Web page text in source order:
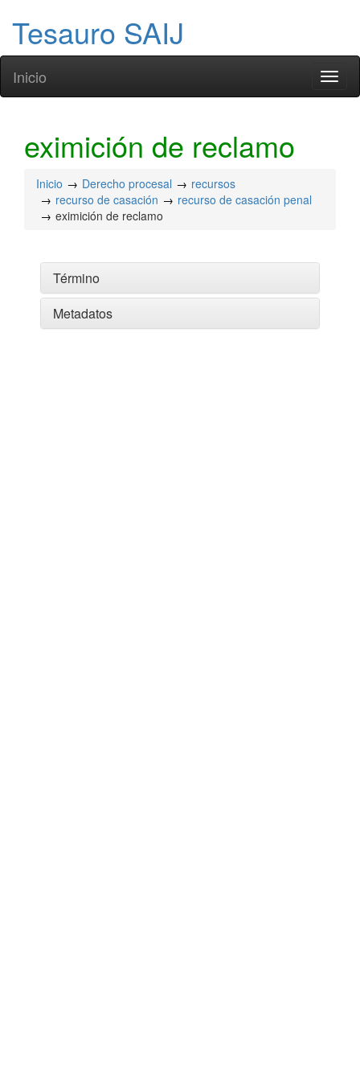
Tesauro SAIJ
Inicio
eximición de reclamo
Inicio Derecho procesal
recursos
recurso de casación
recurso de casación penal
eximición de reclamo
Término
Metadatos